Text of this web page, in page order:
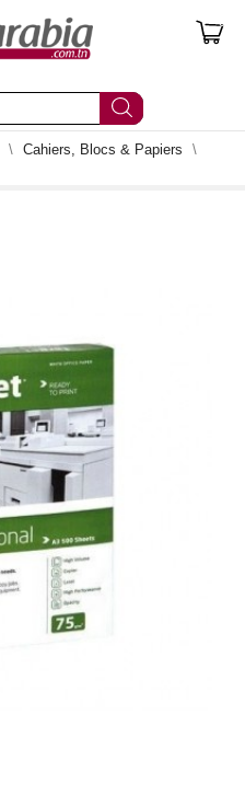
0
Cahiers, Blocs & Papiers